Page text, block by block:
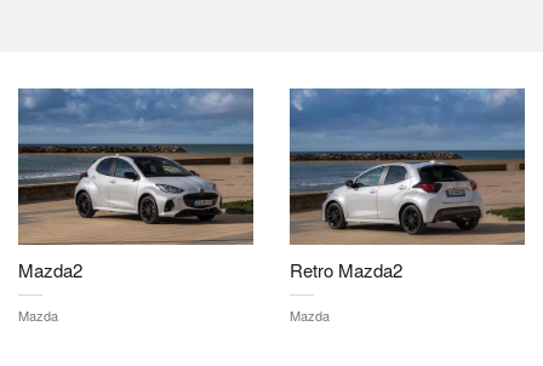
Mazda2
Mazda
Retro Mazda2
Mazda